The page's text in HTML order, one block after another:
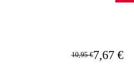
10,95 €7,67 €